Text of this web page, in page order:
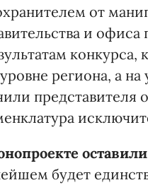
от
и
региона, а
представителя
будет